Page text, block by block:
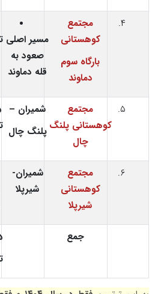
مجتمع
کوهستانی
بارگاه سوم
دماوند
مسیر اصلی
صعود به
قله دماوند
مجتمع
کوهستانی پلنگ
چال
شمیران –
پلنگ چال
مجتمع
کوهستانی
شیرپلا
شمیران-
شیرپلا
جمع